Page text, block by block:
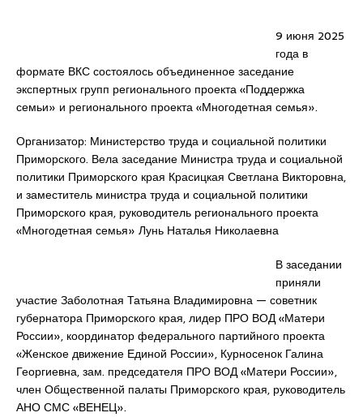
9 июня 2025
года в
формате ВКС состоялось объединенное заседание
экспертных групп регионального проекта «Поддержка
семьи» и регионального проекта «Многодетная семья».
Организатор: Министерство труда и социальной политики
Приморского. Вела заседание Министра труда и социальной
политики Приморского края Красицкая Светлана Викторовна,
и заместитель министра труда и социальной политики
Приморского края, руководитель регионального проекта
«Многодетная семья» Лунь Наталья Николаевна
В заседании
приняли
участие Заболотная Татьяна Владимировна — советник
губернатора Приморского края, лидер ПРО ВОД «Матери
России», координатор федерального партийного проекта
«Женское движение Единой России», Курносенок Галина
Георгиевна, зам. председателя ПРО ВОД «Матери России»,
член Общественной палаты Приморского края, руководитель
АНО СМС «ВЕНЕЦ».